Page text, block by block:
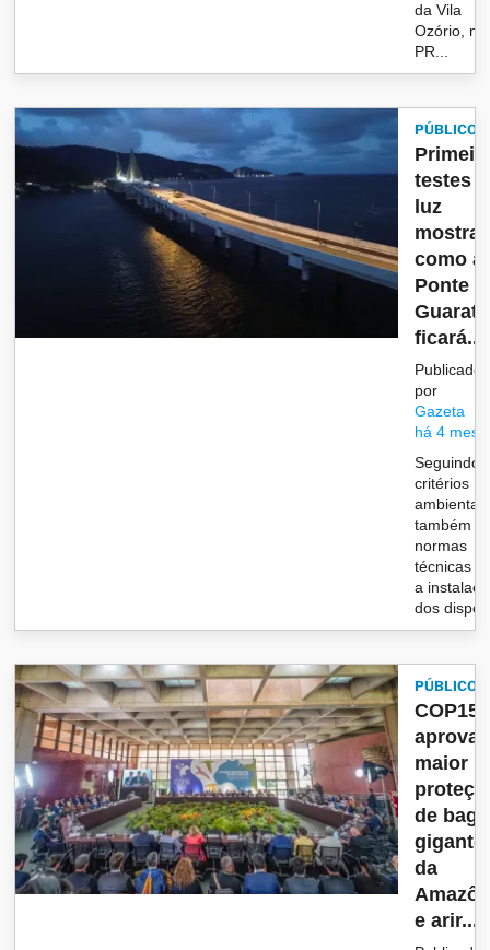
da Vila
Ozório, na
PR...
PÚBLICO
testes
luz
como a
Ponte
ficará...
Publicado
por
Gazeta
há 4
Seguindo
critérios
também
normas
técnicas
a
dos
PÚBLICO
COP15
aprova
maior
de
da
e arir...